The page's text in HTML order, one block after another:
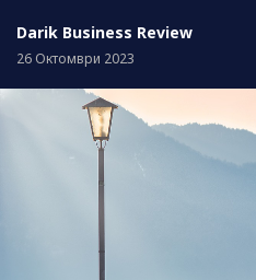
Darik Business Review
26 Октомври 2023